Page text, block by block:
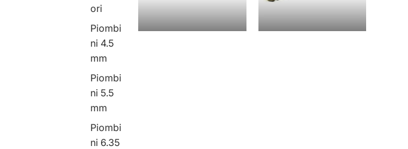
ori
Piombi
ni 4.5
mm
Piombi
ni 5.5
mm
Piombi
ni 6.35